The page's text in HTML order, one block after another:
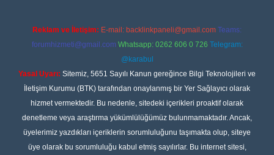
Reklam ve İletişim: E-mail: backlinkpaneli@gmail.com Teams:
forumhizmeti@gmail.com Whatsapp: 0262 606 0 726 Telegram:
@karabul
Yasal Uyarı: Sitemiz, 5651 Sayılı Kanun gereğince Bilgi Teknolojileri ve
İletişim Kurumu (BTK) tarafından onaylanmış bir Yer Sağlayıcı olarak
hizmet vermektedir. Bu nedenle, sitedeki içerikleri proaktif olarak
denetleme veya araştırma yükümlülüğümüz bulunmamaktadır. Ancak,
üyelerimiz yazdıkları içeriklerin sorumluluğunu taşımakta olup, siteye
üye olarak bu sorumluluğu kabul etmiş sayılırlar. Bu internet sitesi,